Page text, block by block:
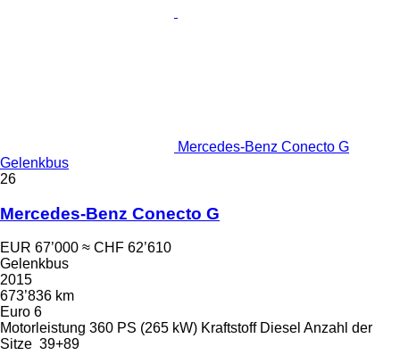
Mercedes-Benz Conecto G
Gelenkbus
26
Mercedes-Benz Conecto G
EUR 67’000 ≈ CHF 62’610
Gelenkbus
2015
673’836 km
Euro 6
Motorleistung 360 PS (265 kW) Kraftstoff Diesel Anzahl der
Sitze 39+89